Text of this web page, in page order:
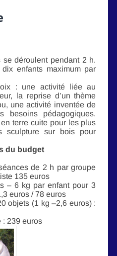
se déroulent pendant 2 h.
enfants maximum par
: une activité liée au
la reprise d’un thème
une activité inventée de
besoins pédagogiques.
terre cuite pour les plus
sculpture sur bois pour
du budget
de 2 h par groupe
135 euros
– 6 kg par enfant pour 3
euros / 78 euros
objets (1 kg –2,6 euros) :
: 239 euros